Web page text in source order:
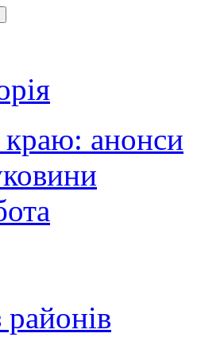
краю: анонси